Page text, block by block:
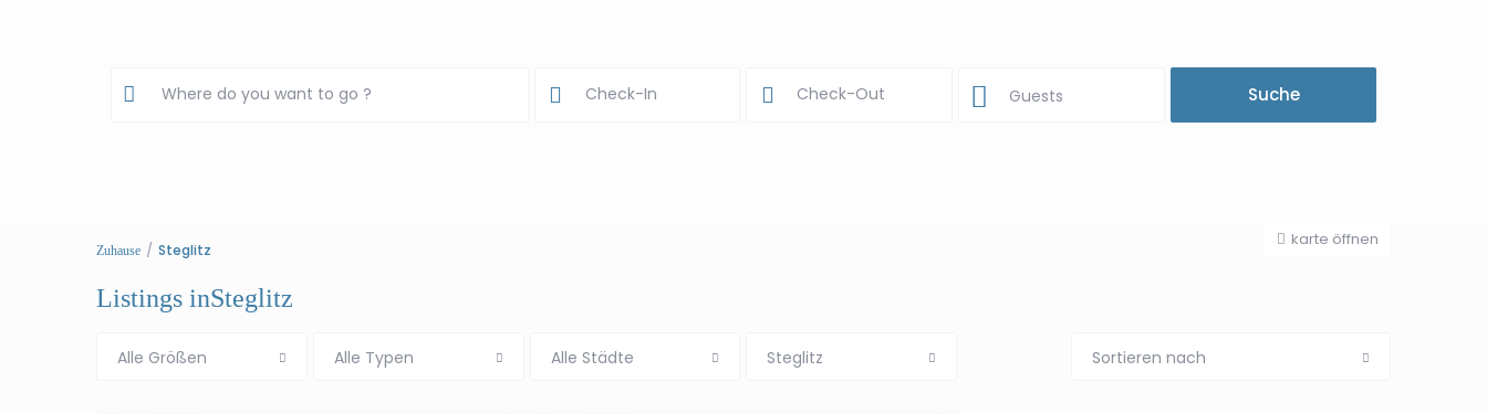
karte öffnen
Guests
Zuhause Steglitz
Listings inSteglitz
Alle Größen Alle Typen Alle Städte Steglitz Sortieren nach